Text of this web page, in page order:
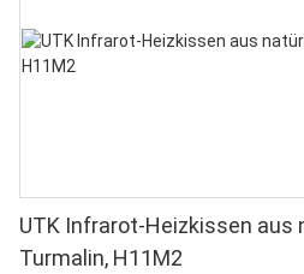
UTK Infrarot-Heizkissen aus
Turmalin, H11M2